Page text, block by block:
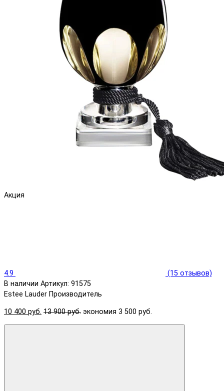
Акция
4.9
(15 отзывов)
В наличии Артикул: 91575
Estee Lauder Производитель
10 400 руб. 13 900 руб. экономия 3 500 руб.